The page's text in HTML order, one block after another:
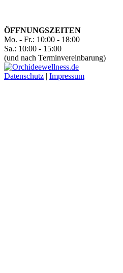
ÖFFNUNGSZEITEN
Mo. - Fr.: 10:00 - 18:00
Sa.: 10:00 - 15:00
(und nach Terminvereinbarung)
Datenschutz | Impressum